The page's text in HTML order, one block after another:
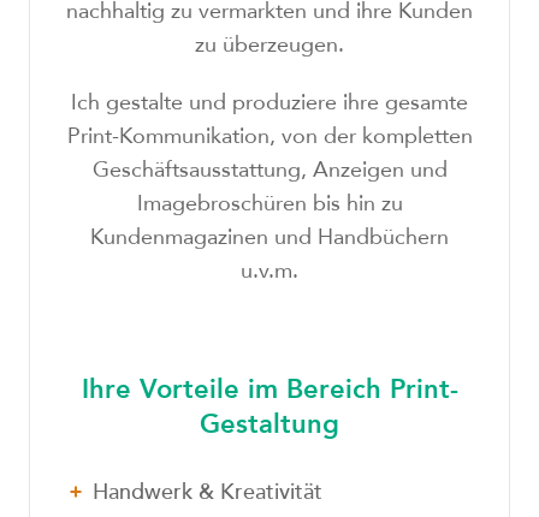
nachhaltig zu vermarkten und ihre Kunden
zu überzeugen.
Ich gestalte und produziere ihre gesamte
Print-Kommunikation, von der kompletten
Geschäftsausstattung, Anzeigen und
Imagebroschüren bis hin zu
Kundenmagazinen und Handbüchern
u.v.m.
Ihre Vorteile im Bereich Print-
Gestaltung
Handwerk & Kreativität